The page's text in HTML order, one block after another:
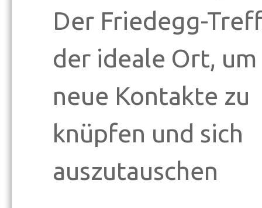
Der Friedegg-
der ideale Ort, um
neue Kontakte zu
knüpfen und sich
auszutauschen